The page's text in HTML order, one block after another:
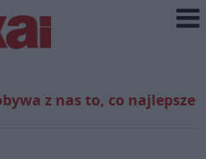
z nas to, co najlepsze